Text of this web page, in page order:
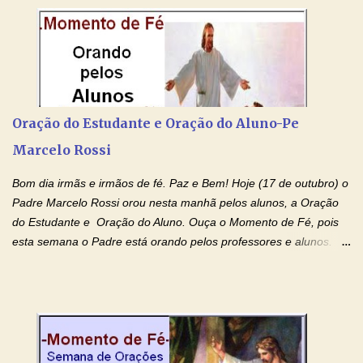
por estas valiosas orações. Tenham um lindo fim de semana na
paz de Jesus Cristo e no amor de Maria Santíssima. Adriana-
Devoção e Fé Clique para acessar: Facebook Padre Marcelo
Rossi Site Padre Marcelo Rossi (para ouvir o Momento de Fé)
Tocai, Cura! E Restaura! "Jesus, no poder de Seu Nome, peço
agora que as águas do meu batismo fluam para trás através das
gerações, através de todas as raízes da minha árvore
genealógica. Que o Sangue de Jesus, purificador e vivificante,
Oração do Estudante e Oração do Aluno-Pe
Marcelo Rossi
Bom dia irmãs e irmãos de fé. Paz e Bem! Hoje (17 de outubro) o
Padre Marcelo Rossi orou nesta manhã pelos alunos, a Oração
do Estudante e Oração do Aluno. Ouça o Momento de Fé, pois
esta semana o Padre está orando pelos professores e alunos.
intelectualmente e espiritualmente para o dia da prova. Confie no
amor Ágape de Jesus e no amor materno de Nossa Senhora.
Fique com a paz de Jesus e o amor de Maria! Adriana-Devoção e